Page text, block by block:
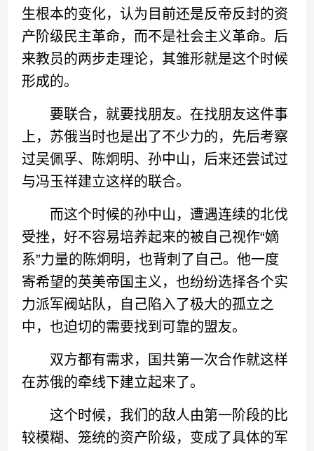
生根本的变化，认为目前还是反帝反封的资
产阶级民主革命，而不是社会主义革命。后
来教员的两步走理论，其雏形就是这个时候
形成的。
要联合，就要找朋友。在找朋友这件事
上，苏俄当时也是出了不少力的，先后考察
过吴佩孚、陈炯明、孙中山，后来还尝试过
与冯玉祥建立这样的联合。
而这个时候的孙中山，遭遇连续的北伐
受挫，好不容易培养起来的被自己视作“嫡
系”力量的陈炯明，也背刺了自己。他一度
寄希望的英美帝国主义，也纷纷选择各个实
力派军阀站队，自己陷入了极大的孤立之
中，也迫切的需要找到可靠的盟友。
双方都有需求，国共第一次合作就这样
在苏俄的牵线下建立起来了。
这个时候，我们的敌人由第一阶段的比
较模糊、笼统的资产阶级，变成了具体的军